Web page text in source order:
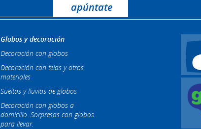
Globos y decoración
Decoración con globos
Decoración con telas y otros
materiales
Sueltas y lluvias de globos
Decoración con globos a
domicilio. Sorpresas con globos
para llevar.